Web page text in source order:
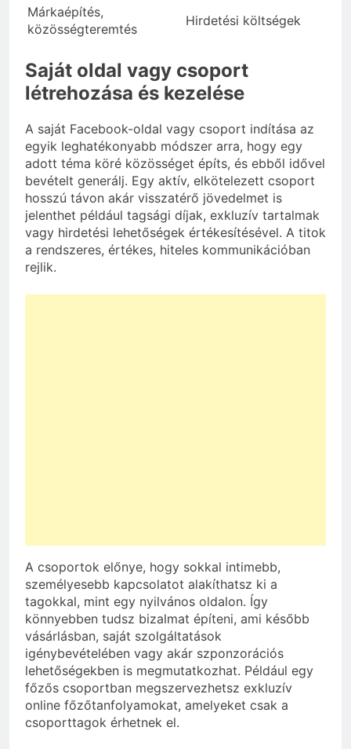
Márkaépítés,
közösségteremtés
Hirdetési költségek
Saját oldal vagy csoport
létrehozása és kezelése
A saját Facebook-oldal vagy csoport indítása az
egyik leghatékonyabb módszer arra, hogy egy
adott téma köré közösséget építs, és ebből idővel
bevételt generálj. Egy aktív, elkötelezett csoport
hosszú távon akár visszatérő jövedelmet is
jelenthet például tagsági díjak, exkluzív tartalmak
vagy hirdetési lehetőségek értékesítésével. A titok
a rendszeres, értékes, hiteles kommunikációban
rejlik.
A csoportok előnye, hogy sokkal intimebb,
személyesebb kapcsolatot alakíthatsz ki a
tagokkal, mint egy nyilvános oldalon. Így
könnyebben tudsz bizalmat építeni, ami később
vásárlásban, saját szolgáltatások
igénybevételében vagy akár szponzorációs
lehetőségekben is megmutatkozhat. Például egy
főzős csoportban megszervezhetsz exkluzív
online főzőtanfolyamokat, amelyeket csak a
csoporttagok érhetnek el.